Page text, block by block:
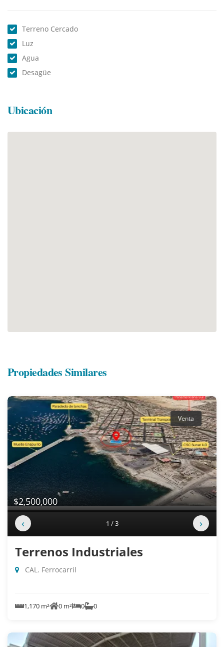
Terreno Cercado
Luz
Agua
Desagüe
Ubicación
Propiedades Similares
Venta
$2,500,000
‹ 1 / 3 ›
Terrenos Industriales
CAL. Ferrocarril
1,170 m² 0 m² 0 0